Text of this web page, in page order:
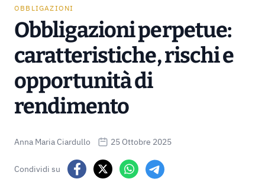
OBBLIGAZIONI
Obbligazioni perpetue:
caratteristiche, rischi e
opportunità di
rendimento
Anna Maria Ciardullo 25 Ottobre 2025
Condividi su